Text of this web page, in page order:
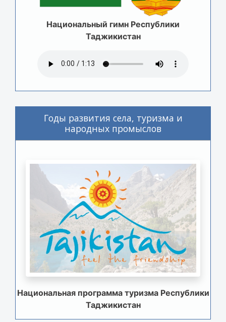
Национальный гимн Республики
Таджикистан
Годы развития села, туризма и
народных промыслов
Национальная программа туризма Республики
Таджикистан